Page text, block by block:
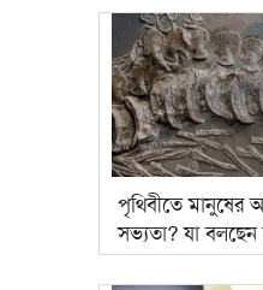
পৃথিবীতে মানুষের
সভ্যতা? যা বলছেন